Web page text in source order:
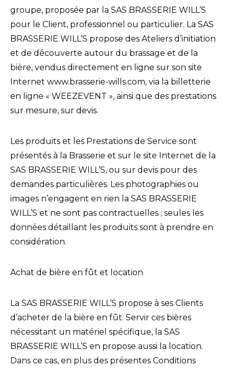
groupe, proposée par la SAS BRASSERIE WILL’S
pour le Client, professionnel ou particulier. La SAS
BRASSERIE WILL’S propose des Ateliers d’initiation
et de découverte autour du brassage et de la
bière, vendus directement en ligne sur son site
Internet www.brasserie-wills.com, via la billetterie
en ligne « WEEZEVENT », ainsi que des prestations
sur mesure, sur devis.
Les produits et les Prestations de Service sont
présentés à la Brasserie et sur le site Internet de la
SAS BRASSERIE WILL’S, ou sur devis pour des
demandes particulières. Les photographies ou
images n’engagent en rien la SAS BRASSERIE
WILL’S et ne sont pas contractuelles ; seules les
données détaillant les produits sont à prendre en
considération.
Achat de bière en fût et location
La SAS BRASSERIE WILL’S propose à ses Clients
d’acheter de la bière en fût. Servir ces bières
nécessitant un matériel spécifique, la SAS
BRASSERIE WILL’S en propose aussi la location.
Dans ce cas, en plus des présentes Conditions